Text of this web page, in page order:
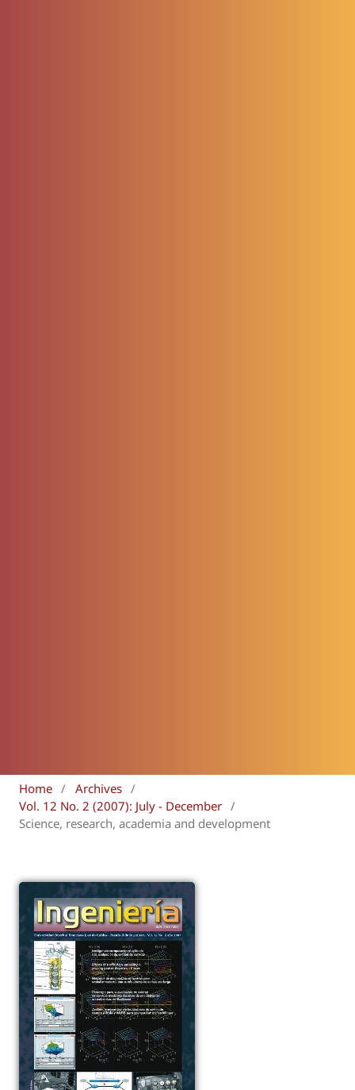
Home / Archives /
Vol. 12 No. 2 (2007): July - December /
Science, research, academia and development